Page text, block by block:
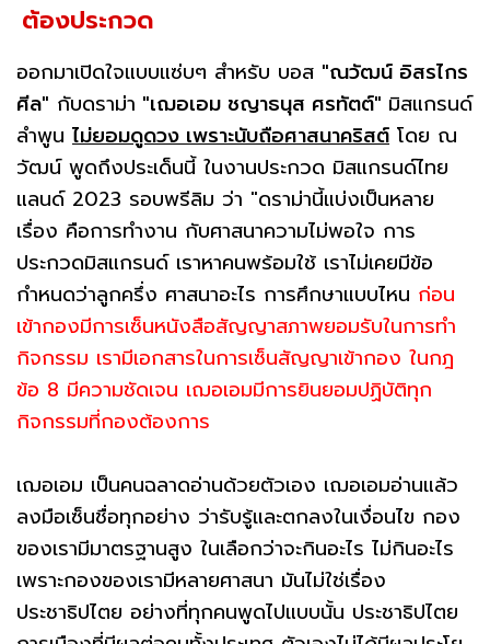
ต้องประกวด
ออกมาเปิดใจแบบแซ่บๆ สำหรับ บอส "ณวัฒน์ อิสรไกร
ศีล" กับดราม่า "เฌอเอม ชญาธนุส ศรทัตต์" มิสแกรนด์
ลำพูน ไม่ยอมดูดวง เพราะนับถือศาสนาคริสต์ โดย ณ
วัฒน์ พูดถึงประเด็นนี้ ในงานประกวด มิสแกรนด์ไทย
แลนด์ 2023 รอบพรีลิม ว่า "ดราม่านี้แบ่งเป็นหลาย
เรื่อง คือการทำงาน กับศาสนาความไม่พอใจ การ
ประกวดมิสแกรนด์ เราหาคนพร้อมใช้ เราไม่เคยมีข้อ
กำหนดว่าลูกครึ่ง ศาสนาอะไร การศึกษาแบบไหน ก่อน
เข้ากองมีการเซ็นหนังสือสัญญาสภาพยอมรับในการทำ
กิจกรรม เรามีเอกสารในการเซ็นสัญญาเข้ากอง ในกฎ
ข้อ 8 มีความชัดเจน เฌอเอมมีการยินยอมปฏิบัติทุก
กิจกรรมที่กองต้องการ
เฌอเอม เป็นคนฉลาดอ่านด้วยตัวเอง เฌอเอมอ่านแล้ว
ลงมือเซ็นชื่อทุกอย่าง ว่ารับรู้และตกลงในเงื่อนไข กอง
ของเรามีมาตรฐานสูง ในเลือกว่าจะกินอะไร ไม่กินอะไร
เพราะกองของเรามีหลายศาสนา มันไม่ใช่เรื่อง
ประชาธิปไตย อย่างที่ทุกคนพูดไปแบบนั้น ประชาธิปไตย